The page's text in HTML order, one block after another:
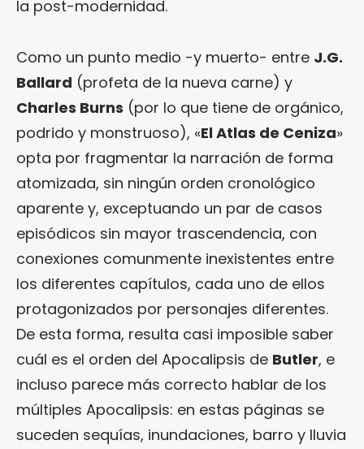
la post-modernidad.
Como un punto medio -y muerto- entre J.G.
Ballard (profeta de la nueva carne) y
Charles Burns (por lo que tiene de orgánico,
podrido y monstruoso), «El Atlas de Ceniza»
opta por fragmentar la narración de forma
atomizada, sin ningún orden cronológico
aparente y, exceptuando un par de casos
episódicos sin mayor trascendencia, con
conexiones comunmente inexistentes entre
los diferentes capítulos, cada uno de ellos
protagonizados por personajes diferentes.
De esta forma, resulta casi imposible saber
cuál es el orden del Apocalipsis de Butler, e
incluso parece más correcto hablar de los
múltiples Apocalipsis: en estas páginas se
suceden sequías, inundaciones, barro y lluvia